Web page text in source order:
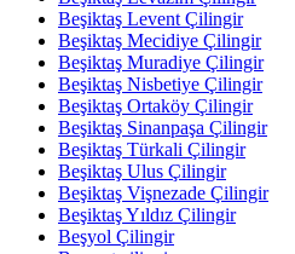
Beşiktaş Levent Çilingir
Beşiktaş Mecidiye Çilingir
Beşiktaş Muradiye Çilingir
Beşiktaş Nisbetiye Çilingir
Beşiktaş Ortaköy Çilingir
Beşiktaş Sinanpaşa Çilingir
Beşiktaş Türkali Çilingir
Beşiktaş Ulus Çilingir
Beşiktaş Vişnezade Çilingir
Beşiktaş Yıldız Çilingir
Beşyol Çilingir